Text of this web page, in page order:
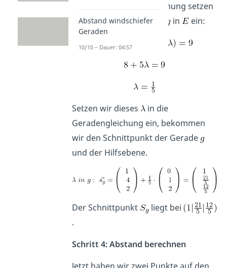
Zur Schnittpunktbestimmung setzen
wir die Koordinaten von
in ein:
Setzen wir dieses
in die
Geradengleichung ein, bekommen
wir den Schnittpunkt der Gerade
und der Hilfsebene.
Der Schnittpunkt
liegt bei
.
Schritt 4: Abstand berechnen
Abstand windschiefer
Geraden
10/10 – Dauer: 04:57